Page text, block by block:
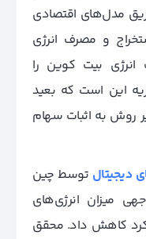
مدل‌های اقتصادی
و مصرف انرژی
انرژی بیت کوین را
این است که بعید
روش به اثبات سهام
دیجیتال توسط چین
میزان انرژی‌های
کاهش داد. محقق